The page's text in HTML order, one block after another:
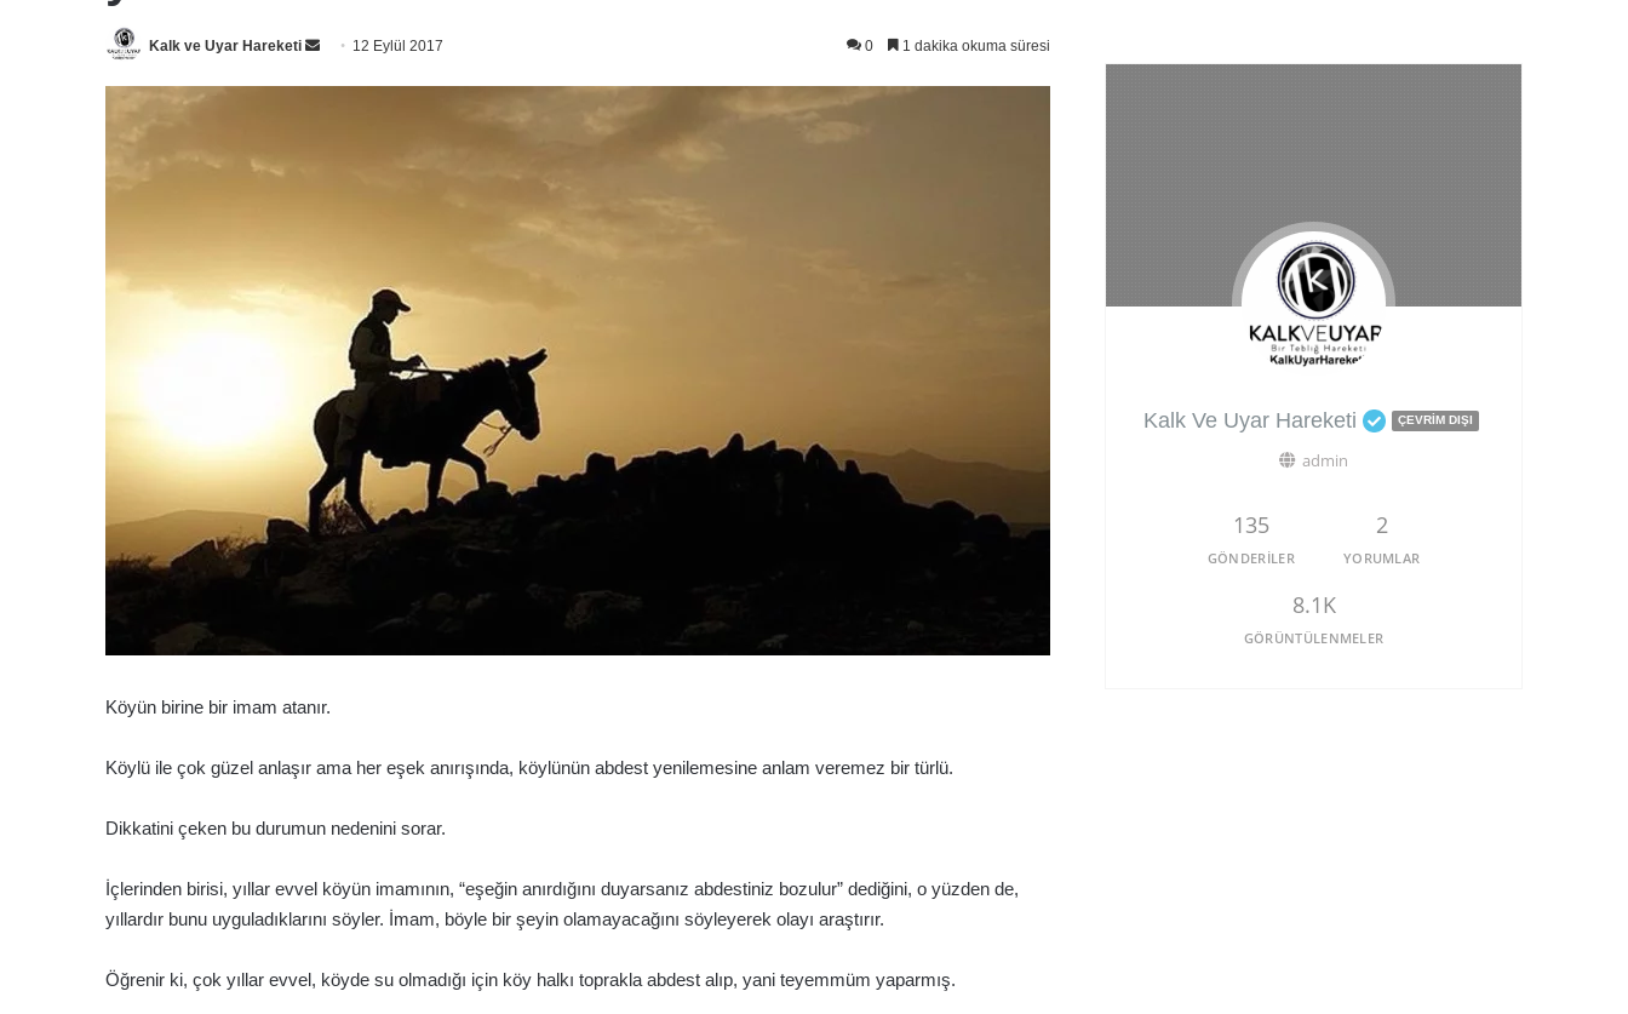
Kalk ve Uyar Hareketi
Bir
12 Eylül 2017 0 1 dakika okuma süresi
Köyün birine bir imam atanır.
Köylü ile çok güzel anlaşır ama her eşek anırışında, köylünün abdest yenilemesine anlam veremez bir türlü.
Dikkatini çeken bu durumun nedenini sorar.
İçlerinden birisi, yıllar evvel köyün imamının, “eşeğin anırdığını duyarsanız abdestiniz bozulur” dediğini, o yüzden de,
yıllardır bunu uyguladıklarını söyler. İmam, böyle bir şeyin olamayacağını söyleyerek olayı araştırır.
Öğrenir ki, çok yıllar evvel, köyde su olmadığı için köy halkı toprakla abdest alıp, yani teyemmüm yaparmış.
Kalk Ve Uyar Hareketi ÇEVRIM DIŞI
admin
135
GÖNDERILER
2
YORUMLAR
8.1K
GÖRÜNTÜLENMELER